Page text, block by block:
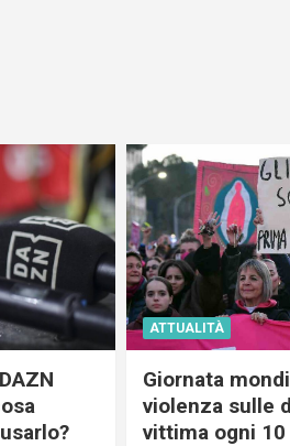
ATTUALITÀ
Giornata
violenza sulle
vittima ogni 10